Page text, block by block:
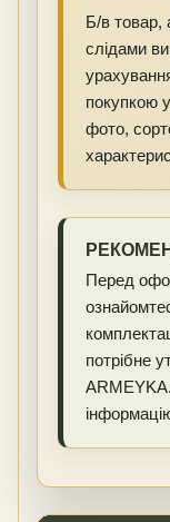
Б/в товар,
слідами
покупкою
фото,
Перед
потрібне